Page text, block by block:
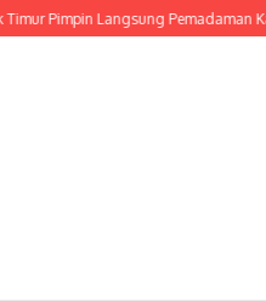
Langsung Pemadaman Karhutla